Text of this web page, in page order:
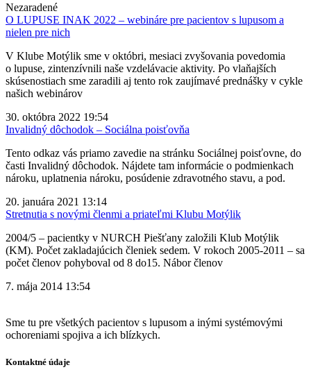
Nezaradené
O LUPUSE INAK 2022 – webináre pre pacientov s lupusom a
nielen pre nich
V Klube Motýlik sme v októbri, mesiaci zvyšovania povedomia
o lupuse, zintenzívnili naše vzdelávacie aktivity. Po vlaňajších
skúsenostiach sme zaradili aj tento rok zaujímavé prednášky v cykle
našich webinárov
30. októbra 2022 19:54
Invalidný dôchodok – Sociálna poisťovňa
Tento odkaz vás priamo zavedie na stránku Sociálnej poisťovne, do
časti Invalidný dôchodok. Nájdete tam informácie o podmienkach
nároku, uplatnenia nároku, posúdenie zdravotného stavu, a pod.
20. januára 2021 13:14
Stretnutia s novými členmi a priateľmi Klubu Motýlik
2004/5 – pacientky v NURCH Piešťany založili Klub Motýlik
(KM). Počet zakladajúcich členiek sedem. V rokoch 2005-2011 – sa
počet členov pohyboval od 8 do15. Nábor členov
7. mája 2014 13:54
Sme tu pre všetkých pacientov s lupusom a inými systémovými
ochoreniami spojiva a ich blízkych.
Kontaktné údaje